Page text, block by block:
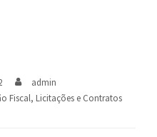
admin
Fiscal, Licitações e Contratos